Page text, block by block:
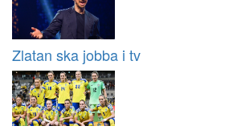
Zlatan ska jobba i tv